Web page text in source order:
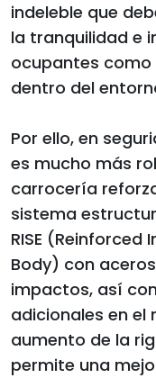
indeleble que
la tranquilidad e
ocupantes como
dentro del
Por ello, en
es mucho más
carrocería
sistema
RISE
Body) con
impactos, así
adicionales en
aumento de la
permite una